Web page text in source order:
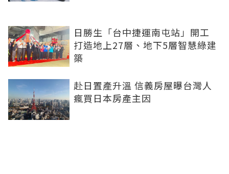
日勝生「台中捷運南屯站」開工
打造地上27層、地下5層智慧綠建
築
赴日置產升溫 信義房屋曝台灣人
瘋買日本房產主因